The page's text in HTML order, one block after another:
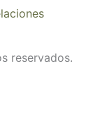
reservados.